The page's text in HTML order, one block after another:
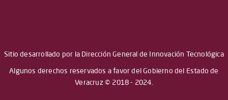
Sitio desarrollado por la Dirección General de Innovación Tecnológica
Algunos derechos reservados a favor del Gobierno del Estado de
Veracruz © 2018 - 2024.